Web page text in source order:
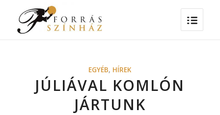
EGYÉB, HÍREK
JÚLIÁVAL KOMLÓN
JÁRTUNK